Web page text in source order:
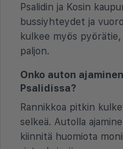
Psalidin ja Kosin
bussiyhteydet ja
kulkee myös
paljon.
Onko auton
Psalidissa?
Rannikkoa pitkin
selkeä. Autolla
kiinnitä huomiota